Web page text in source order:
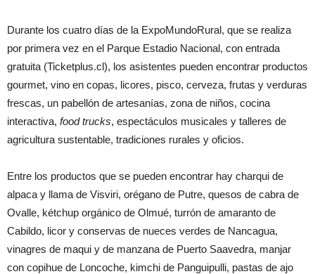
Durante los cuatro días de la ExpoMundoRural, que se realiza
por primera vez en el Parque Estadio Nacional, con entrada
gratuita (Ticketplus.cl), los asistentes pueden encontrar productos
gourmet, vino en copas, licores, pisco, cerveza, frutas y verduras
frescas, un pabellón de artesanías, zona de niños, cocina
interactiva, food trucks, espectáculos musicales y talleres de
agricultura sustentable, tradiciones rurales y oficios.
Entre los productos que se pueden encontrar hay charqui de
alpaca y llama de Visviri, orégano de Putre, quesos de cabra de
Ovalle, kétchup orgánico de Olmué, turrón de amaranto de
Cabildo, licor y conservas de nueces verdes de Nancagua,
vinagres de maqui y de manzana de Puerto Saavedra, manjar
con copihue de Loncoche, kimchi de Panguipulli, pastas de ajo